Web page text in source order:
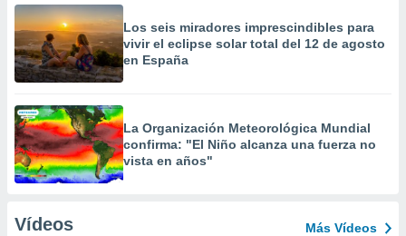
Los seis miradores imprescindibles para
vivir el eclipse solar total del 12 de agosto
en España
La Organización Meteorológica Mundial
confirma: "El Niño alcanza una fuerza no
vista en años"
Vídeos Más Vídeos